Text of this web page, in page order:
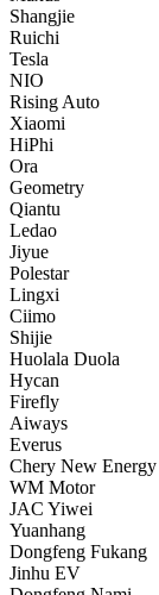
Shangjie
Ruichi
Tesla
NIO
Rising Auto
Xiaomi
HiPhi
Ora
Geometry
Qiantu
Ledao
Jiyue
Polestar
Lingxi
Ciimo
Shijie
Huolala Duola
Hycan
Firefly
Aiways
Everus
Chery New Energy
WM Motor
JAC Yiwei
Yuanhang
Dongfeng Fukang
Jinhu EV